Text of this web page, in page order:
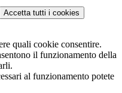
Accetta tutti i cookies
quali cookie consentire.
il funzionamento della
al funzionamento potete